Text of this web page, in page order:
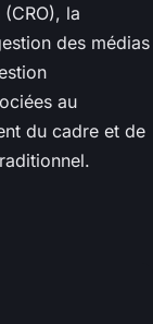
la
des médias
au
du cadre et de